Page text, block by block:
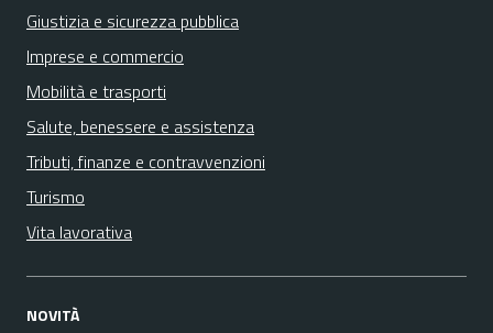
Giustizia e sicurezza pubblica
Imprese e commercio
Mobilità e trasporti
Salute, benessere e assistenza
Tributi, finanze e contravvenzioni
Turismo
Vita lavorativa
NOVITÀ